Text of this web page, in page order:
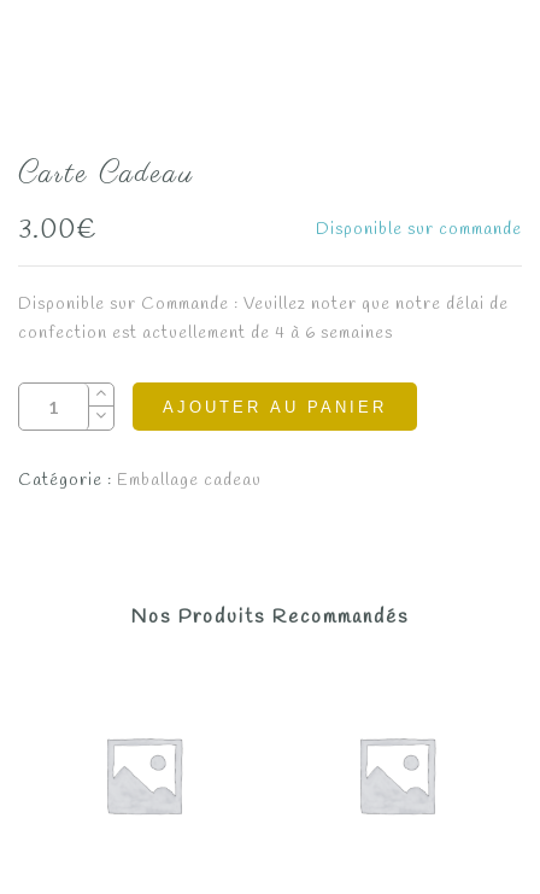
Carte Cadeau
3.00€ Disponible sur commande
Disponible sur Commande : Veuillez noter que notre délai de
confection est actuellement de 4 à 6 semaines
AJOUTER AU PANIER
Catégorie : Emballage cadeau
Nos Produits Recommandés